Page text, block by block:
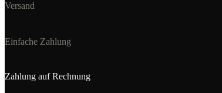
Versand
Einfache Zahlung
Zahlung auf Rechnung